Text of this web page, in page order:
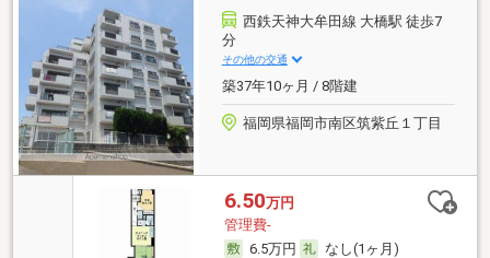
西鉄天神大牟田線 大橋駅 徒歩7
分
その他の交通
築37年10ヶ月 / 8階建
福岡県福岡市南区筑紫丘１丁目
6.50万円
管理費-
6.5万円
なし(1ヶ月)